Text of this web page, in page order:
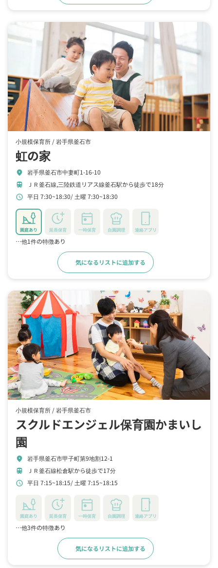
小規模保育所 /岩手県釜石市
虹の家
location_on 岩手県釜石市中妻町1-16-10
train ＪＲ釜石線,三陸鉄道リアス線釜石駅から徒歩で18分
schedule 平日 7:30~18:30 土曜 7:30~18:30
園庭あり 延長保育 一時保育 自園調理 連絡アプリ
…他1件の特徴あり
気になるリストに追加する
小規模保育所 /岩手県釜石市
スクルドエンジェル保育園かまいし
園
location_on 岩手県釜石市甲子町第9地割12-1
train ＪＲ釜石線松倉駅から徒歩で17分
schedule 平日 7:15~18:15 土曜 7:15~18:15
園庭あり 延長保育 一時保育 自園調理 連絡アプリ
…他3件の特徴あり
気になるリストに追加する